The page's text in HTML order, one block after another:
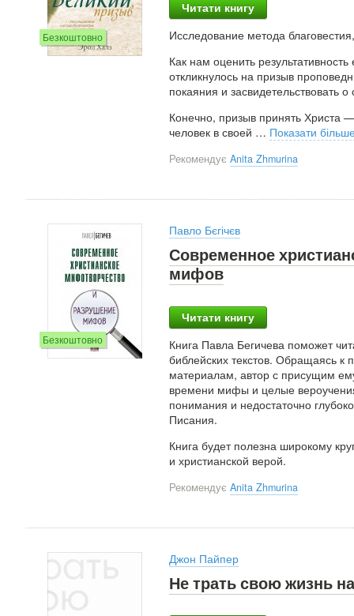
Безкоштовно
Читати книгу
Исследование метода
Как нам оценить
откликнулось на призыв
покаяния и засвидетельствовать
Конечно, призыв принять Христа
человек в своей … Показати
Рекомендує Anita Zhmurina
Безкоштовно
Павло Бєгічєв
Современное
мифов
Читати книгу
Книга Павла Бегичева поможет
библейских текстов. Обращаясь к
материалам, автор с присущим
времени мифы и целые
понимания и недостаточно
Писания.
Книга будет полезна широкому
и христианской верой.
Рекомендує Anita Zhmurina
Джон Пайпер
Не трать свою жизнь